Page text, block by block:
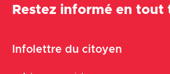
Restez informé en tout
Infolettre du citoyen